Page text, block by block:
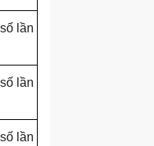
lần
lần
lần